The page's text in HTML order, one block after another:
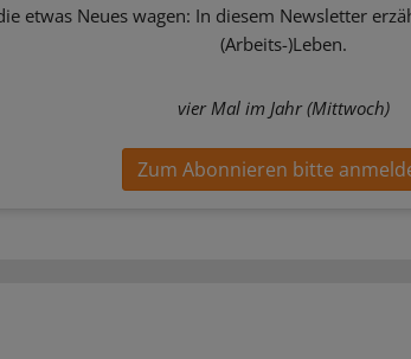
etwas Neues wagen: In diesem Newsletter
(Arbeits-)Leben.
vier Mal im Jahr (Mittwoch)
Zum Abonnieren bitte